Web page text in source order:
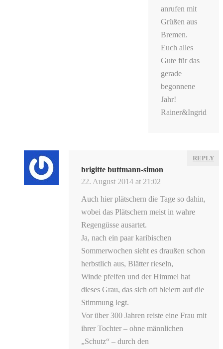
anrufen mit
Grüßen aus
Bremen.
Euch alles
Gute für das
gerade
begonnene
Jahr!
Rainer&Ingrid
brigitte buttmann-simon
22. August 2014 at 21:02
REPLY
Auch hier plätschern die Tage so dahin,
wobei das Plätschern meist in wahre
Regengüsse ausartet.
Ja, nach ein paar karibischen
Sommerwochen sieht es draußen schon
herbstlich aus, Blätter rieseln,
Winde pfeifen und der Himmel hat
dieses Grau, das sich oft bleiern auf die
Stimmung legt.
Vor über 300 Jahren reiste eine Frau mit
ihrer Tochter – ohne männlichen
„Schutz“ – durch den